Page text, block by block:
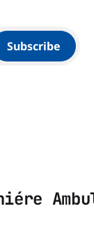
Subscribe